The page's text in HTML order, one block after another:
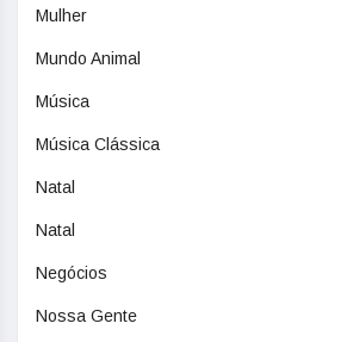
Mulher
Mundo Animal
Música
Música Clássica
Natal
Natal
Negócios
Nossa Gente